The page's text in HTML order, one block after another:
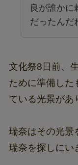
良が誰かに
だったん
文化祭8日前、
ために準備した
ている光景があ
瑞奈はその光景
瑞奈を探しにい